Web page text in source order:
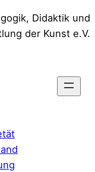
Didaktik und
der Kunst e.V.